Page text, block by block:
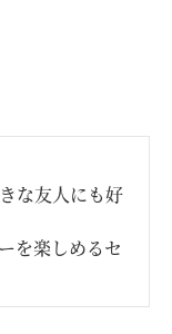
な友人にも好
を楽しめるセ